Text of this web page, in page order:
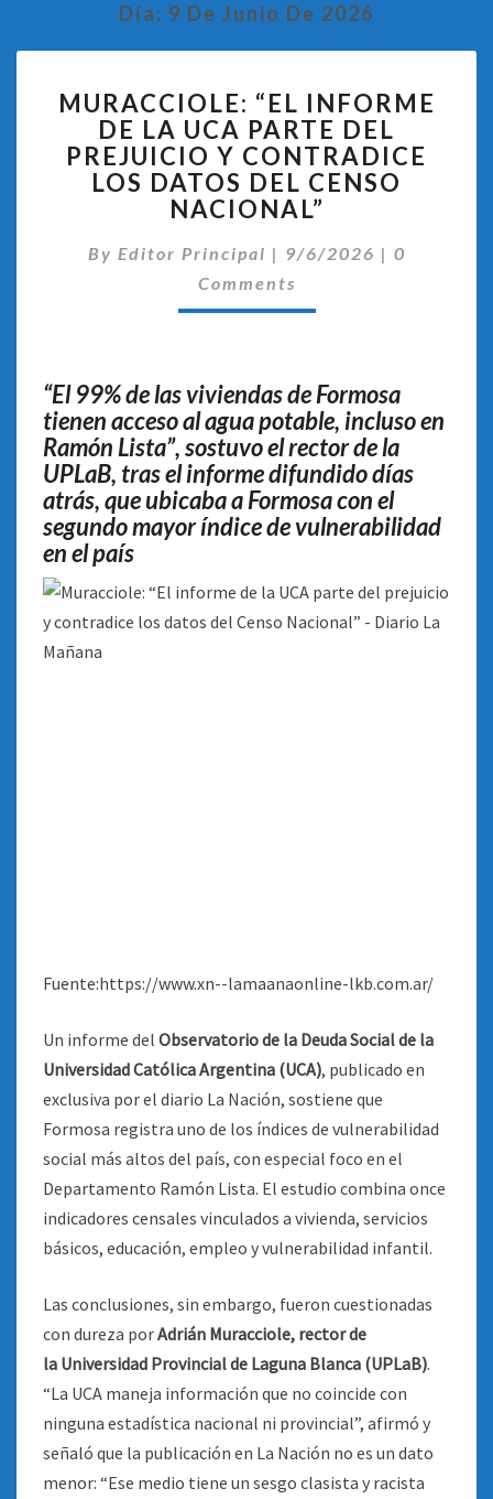
Día: 9 De Junio De 2026
“EL
INFORME
DE
LA
UCA
PARTE
DEL
PREJUICIO
DEL
CENSO
NACIONAL”
MURACCIOLE: “EL INFORME
DE LA UCA PARTE DEL
PREJUICIO Y CONTRADICE
LOS DATOS DEL CENSO
NACIONAL”
By Editor Principal | 9/6/2026 | 0
Comments
“El 99% de las viviendas de Formosa
tienen acceso al agua potable, incluso en
Ramón Lista”, sostuvo el rector de la
UPLaB, tras el informe difundido días
atrás, que ubicaba a Formosa con el
segundo mayor índice de vulnerabilidad
en el país
Fuente:https://www.xn--lamaanaonline-lkb.com.ar/
Un informe del Observatorio de la Deuda Social de la
Universidad Católica Argentina (UCA), publicado en
exclusiva por el diario La Nación, sostiene que
Formosa registra uno de los índices de vulnerabilidad
social más altos del país, con especial foco en el
Departamento Ramón Lista. El estudio combina once
indicadores censales vinculados a vivienda, servicios
básicos, educación, empleo y vulnerabilidad infantil.
Las conclusiones, sin embargo, fueron cuestionadas
con dureza porAdrián Muracciole, rector de
la Universidad Provincial de Laguna Blanca (UPLaB).
“La UCA maneja información que no coincide con
ninguna estadística nacional ni provincial”, afirmó y
señaló que la publicación en La Nación no es un dato
menor: “Ese medio tiene un sesgo clasista y racista